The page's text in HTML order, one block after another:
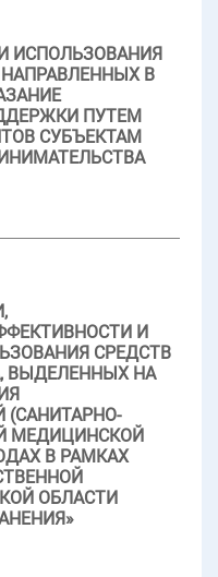
ИСПОЛЬЗОВАНИЯ
В
ПУТЕМ
СУБЪЕКТАМ
И
СРЕДСТВ
ВЫДЕЛЕННЫХ НА
(САНИТАРНО-
МЕДИЦИНСКОЙ
В РАМКАХ
ОБЛАСТИ